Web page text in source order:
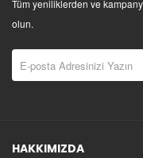
Tüm yeniliklerden ve
olun.
HAKKIMIZDA